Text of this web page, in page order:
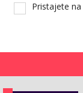
Pristajete na